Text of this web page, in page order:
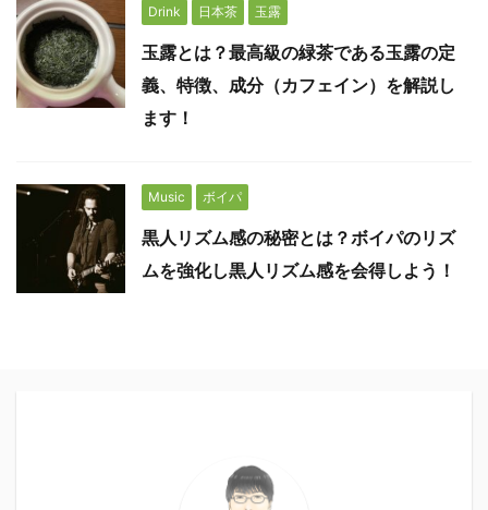
Drink 日本茶 玉露
玉露とは？最高級の緑茶である玉露の定
義、特徴、成分（カフェイン）を解説し
ます！
Music ボイパ
黒人リズム感の秘密とは？ボイパのリズ
ムを強化し黒人リズム感を会得しよう！